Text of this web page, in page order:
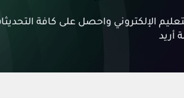
الإلكتروني واحصل على كافة
أريد